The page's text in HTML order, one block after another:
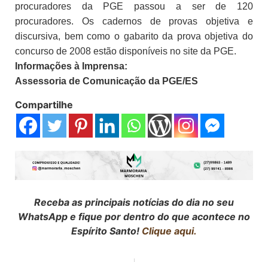
procuradores da PGE passou a ser de 120
procuradores. Os cadernos de provas objetiva e
discursiva, bem como o gabarito da prova objetiva do
concurso de 2008 estão disponíveis no site da PGE.
Informações à Imprensa:
Assessoria de Comunicação da PGE/ES
Compartilhe
Receba as principais notícias do dia no seu
WhatsApp e fique por dentro do que acontece no
Espírito Santo! Clique aqui.